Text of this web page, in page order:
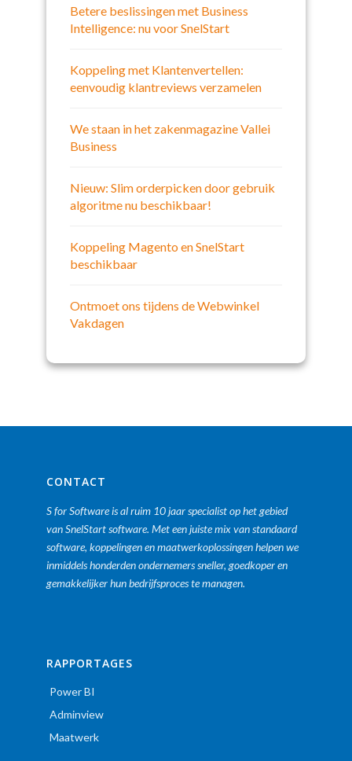
Betere beslissingen met Business
Intelligence: nu voor SnelStart
Koppeling met Klantenvertellen:
eenvoudig klantreviews verzamelen
We staan in het zakenmagazine Vallei
Business
Nieuw: Slim orderpicken door gebruik
algoritme nu beschikbaar!
Koppeling Magento en SnelStart
beschikbaar
Ontmoet ons tijdens de Webwinkel
Vakdagen
CONTACT
S for Software is al ruim 10 jaar specialist op het gebied
van SnelStart software. Met een juiste mix van standaard
software, koppelingen en maatwerkoplossingen helpen we
inmiddels honderden ondernemers sneller, goedkoper en
gemakkelijker hun bedrijfsproces te managen.
RAPPORTAGES
Power BI
Adminview
Maatwerk